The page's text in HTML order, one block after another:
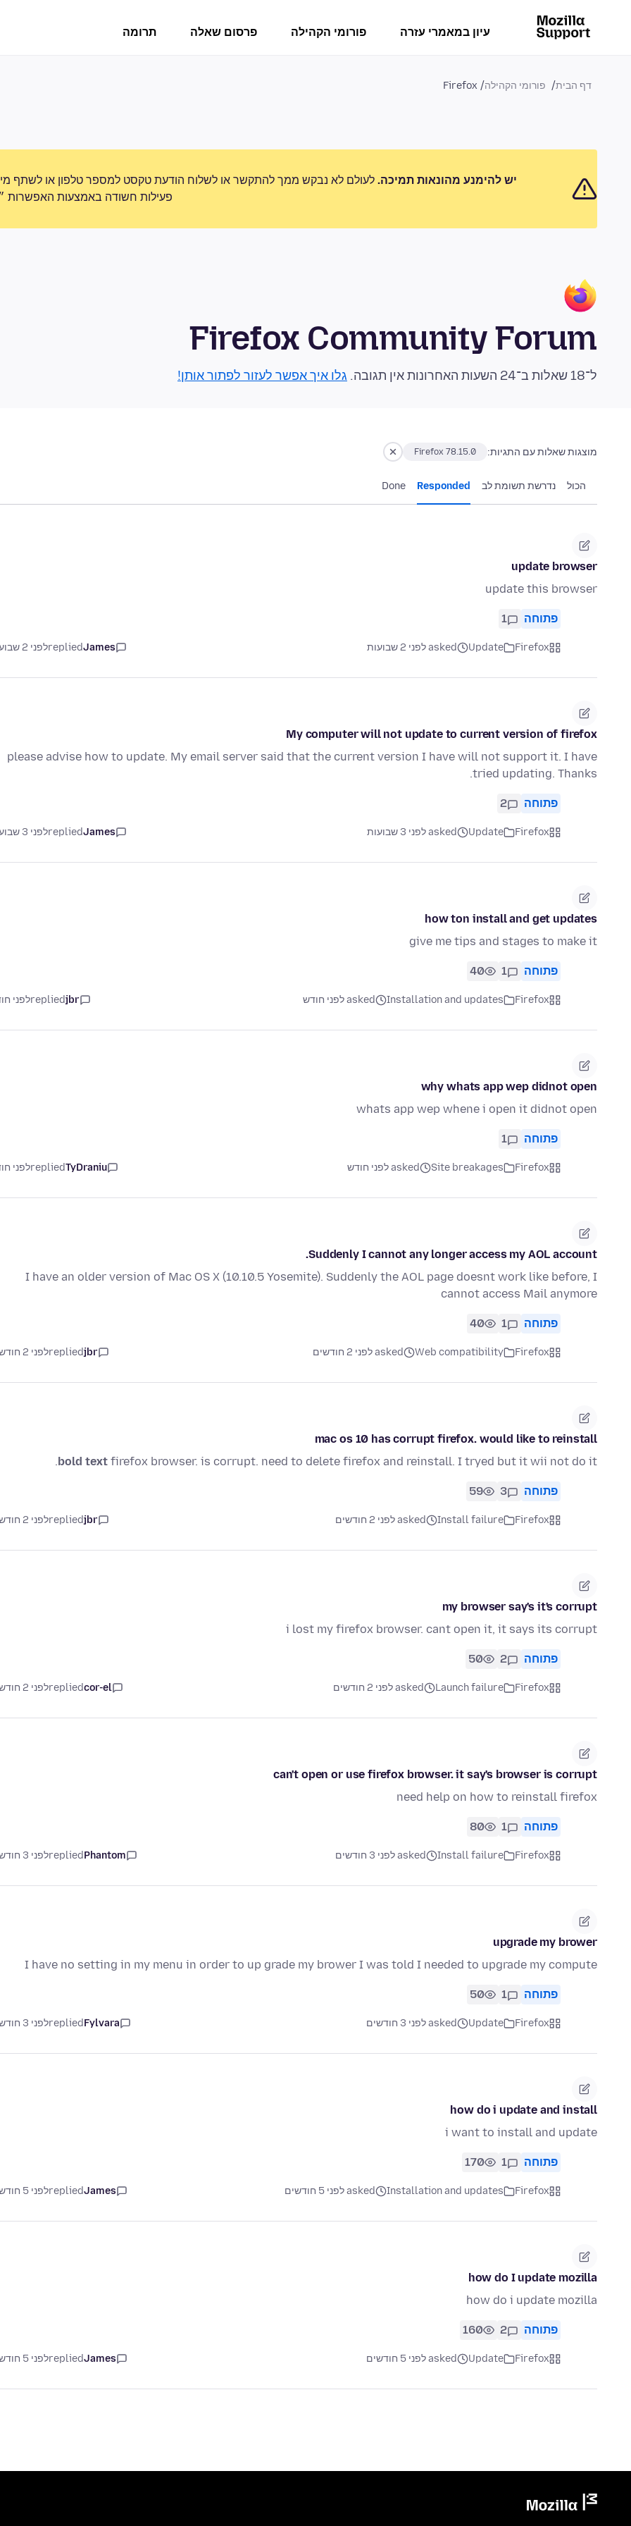
עיון במאמרי עזרה פורומי הקהילה פרסום שאלה תרומה
דף הבית פורומי הקהילה Firefox
יש להימנע מהונאות תמיכה. לעולם לא נבקש ממך להתקשר או לשלוח הודעת טקסט למספר טלפון או לשתף
פעילות חשודה באמצעות האפשרות
Firefox Community Forum
ל־18 שאלות ב־24 השעות האחרונות אין תגובה. גלו איך אפשר לעזור לפתור אותן!
מוצגות שאלות עם התגיות: Firefox 78.15.0
הכול נדרשת תשומת לב Responded
Done
update browser
update this browser
פתוחה 1
Firefox
Update asked לפני 2 שבועות James
repliedלפני 2 שבועות
My computer will not update to current version of firefox
please advise how to update. My email server said that the current version I have will not support it. I have
tried updating. Thanks.
פתוחה 2
Firefox
Update asked לפני 3 שבועות James
repliedלפני 3 שבועות
how ton install and get updates
give me tips and stages to make it
פתוחה 1
40
Firefox
Installation and updates asked לפני חודש jbr
repliedלפני
why whats app wep didnot open
whats app wep whene i open it didnot open
פתוחה 1
Firefox
Site breakages asked לפני חודש TyDraniu
repliedלפני
Suddenly I cannot any longer access my AOL account.
I have an older version of Mac OS X (10.10.5 Yosemite). Suddenly the AOL page doesnt work like before, I
cannot access Mail anymore
פתוחה 1
40
Firefox
Web compatibility asked לפני 2 חודשים jbr
repliedלפני 2 חודשים
mac os 10 has corrupt firefox. would like to reinstall
bold text firefox browser. is corrupt. need to delete firefox and reinstall. I tryed but it wii not do it.
פתוחה 3
59
Firefox
Install failure asked לפני 2 חודשים jbr
repliedלפני 2 חודשים
my browser say's it's corrupt
i lost my firefox browser. cant open it, it says its corrupt
פתוחה 2
50
Firefox
Launch failure asked לפני 2 חודשים cor-el
repliedלפני 2 חודשים
can't open or use firefox browser. it say's browser is corrupt
need help on how to reinstall firefox
פתוחה 1
80
Firefox
Install failure asked לפני 3 חודשים Phantom
repliedלפני 3 חודשים
upgrade my brower
I have no setting in my menu in order to up grade my brower I was told I needed to upgrade my compute
פתוחה 1
50
Firefox
Update asked לפני 3 חודשים Fylvara
repliedלפני 3 חודשים
how do i update and install
i want to install and update
פתוחה 1
170
Firefox
Installation and updates asked לפני 5 חודשים James
repliedלפני 5 חודשים
how do I update mozilla
how do i update mozilla
פתוחה 2
160
Firefox
Update asked לפני 5 חודשים James
repliedלפני 5 חודשים